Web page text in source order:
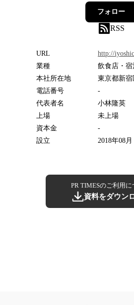
フォロー
RSS
URL
http://
業種
飲食店・宿
本社所在地
東京都新宿
電話番号
-
代表者名
小林隆英
上場
未上場
資本金
-
設立
2018年08月
PR TIMESのご利用に
資料をダウン